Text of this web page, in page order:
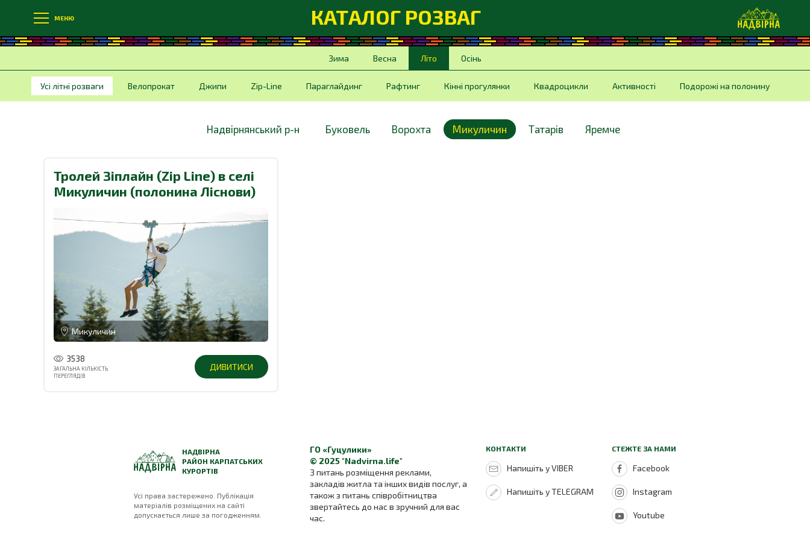
МЕНЮ КАТАЛОГ РОЗВАГ
Зима Весна Літо Осінь
Усі літні розваги Велопрокат Джипи Zip-Line Параглайдинг Рафтинг Кінні прогулянки Квадроцикли Активності Подорожі на полонину
Надвірнянський р-н Буковель Ворохта Микуличин Татарів Яремче
Тролей Зіплайн (Zip Line) в селі
Микуличин (полонина Ліснови)
Микуличин
3538
ЗАГАЛЬНА КІЛЬКІСТЬ
ПЕРЕГЛЯДІВ
ДИВИТИСИ
НАДВІРНА
РАЙОН КАРПАТСЬКИХ
КУРОРТІВ
Усі права застережено. Публікація
матеріалів розміщених на сайті
допускається лише за погодженням.
ГО «Гуцулики»
© 2025 "Nadvirna.life"
З питань розміщення реклами,
закладів житла та інших видів послуг, а
також з питань співробітництва
звертайтесь до нас в зручний для вас
час.
КОНТАКТИ
Напишіть у VIBER
Напишіть у TELEGRAM
СТЕЖТЕ ЗА НАМИ
Facebook
Instagram
Youtube